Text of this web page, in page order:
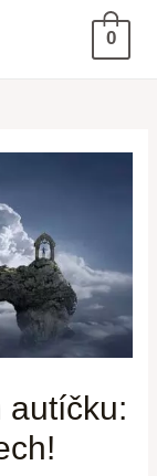
0
autíčku: